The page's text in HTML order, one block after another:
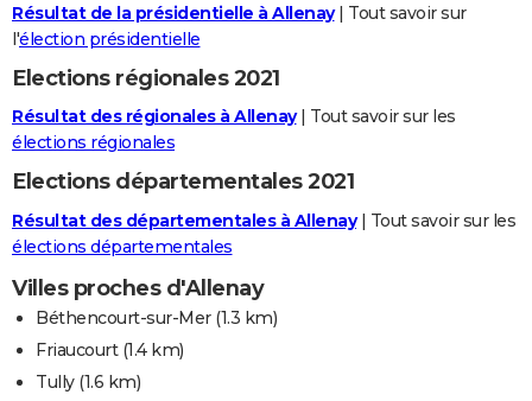
Résultat de la présidentielle à Allenay| Tout savoir sur
l'élection présidentielle
Elections régionales 2021
Résultat des régionales à Allenay| Tout savoir sur les
élections régionales
Elections départementales 2021
Résultat des départementales à Allenay| Tout savoir sur les
élections départementales
Villes proches d'Allenay
Béthencourt-sur-Mer(1.3 km)
Friaucourt(1.4 km)
Tully(1.6 km)